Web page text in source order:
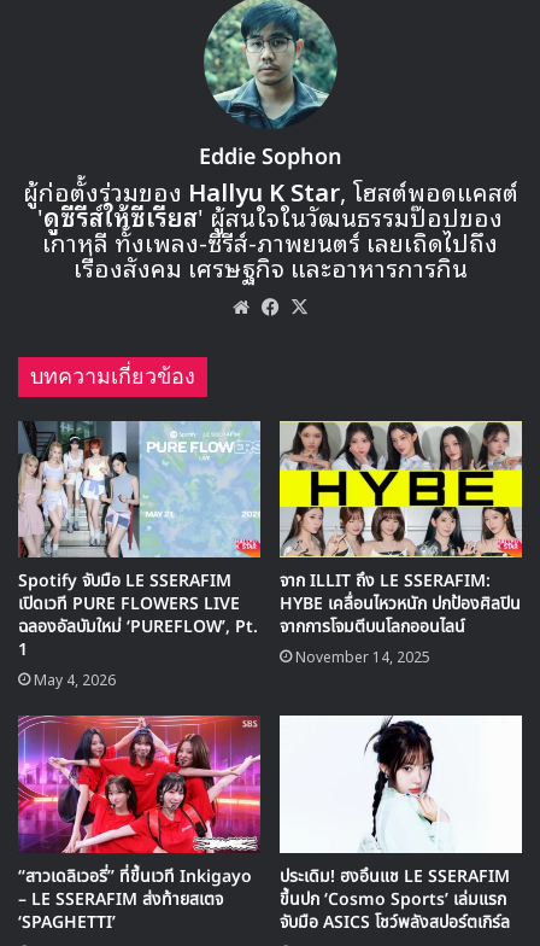
🎙GYUBIN ปลื้มเมืองไทยขนาดไหน? ถึงกลับมาถ่าย
MV เพลงใหม่ LIKE U 100 ที่กรุงเทพ
▶ คลิกดูสัมภาษณ์พิเศษ
Eddie Sophon
ผู้ก่อตั้งร่วมของ Hallyu K Star, โฮสต์พอดแคสต์
'ดูซีรีส์ให้ซีเรียส' ผู้สนใจในวัฒนธรรมป๊อปของ
เกาหลี ทั้งเพลง-ซีรีส์-ภาพยนตร์ เลยเถิดไปถึง
เรื่องสังคม เศรษฐกิจ และอาหารการกิน
WebsiteFacebook
บทความเกี่ยวข้อง
Spotify จับมือ LE SSERAFIM
เปิดเวที PURE FLOWERS LIVE
ฉลองอัลบัมใหม่ ‘PUREFLOW’, Pt.
1
May 4, 2026
จาก ILLIT ถึง LE SSERAFIM:
HYBE เคลื่อนไหวหนัก ปกป้องศิลปิน
จากการโจมตีบนโลกออนไลน์
November 14, 2025
“สาวเดลิเวอรี่” ที่ขึ้นเวที Inkigayo
– LE SSERAFIM ส่งท้ายสเตจ
‘SPAGHETTI’
ประเดิม! ฮงอึนแช LE SSERAFIM
ขึ้นปก ‘Cosmo Sports’ เล่มแรก
จับมือ ASICS โชว์พลังสปอร์ตเกิร์ล